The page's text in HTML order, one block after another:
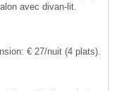
avec divan-lit.
€ 27/nuit (4 plats).